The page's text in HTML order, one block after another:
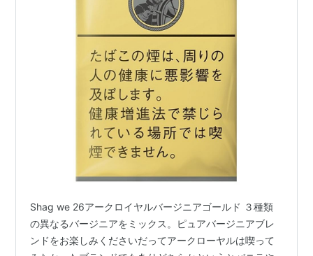
Shag we 26アークロイヤルバージニアゴールド ３種類
の異なるバージニアをミックス。ピュアバージニアブレ
ンドをお楽しみくださいだってアークローヤルは喫って